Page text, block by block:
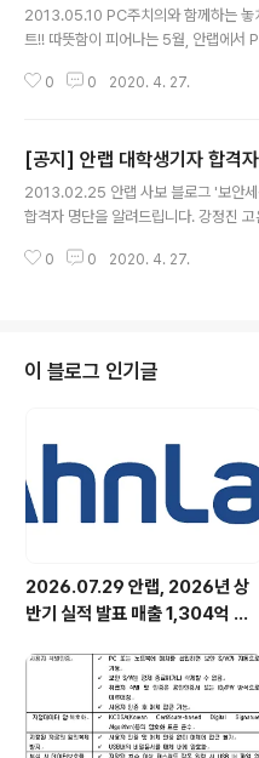
드립니다~! 이런 편하고 좋은 서비스가
알게 된다면 좋겠죠? ^^ 아래의 링크를
고 있습니다! 컴퓨터 고민도 해결하고 경
2013.05.10 PC주치의와 함께하는 놓
트!! 따뜻함이 피어나는 5월, 안랩에서
면 PC문제 이제 두렵지 않아요~~ 지금
만 놓친다면… 화.가.난.다!!!! 주변 지인
도록 공유하기나 좋아요 한번씩 눌러주
바로 안랩몰로 고고! 푸짐한 경품들과
대상 및 내용 [Event 1: 구매자 대상 경
0 0 2020. 4. 27.
[공지] 안랩 대학생기자 합격
2013.02.25 안랩 사보 블로그 '보안
합격자 명단을 알려드립니다. 강정진
지원자 중 동명이인 없음. 이상 총 17명
0 0 2020. 4. 27.
이 블로그 인기글
2026.07.29 안랩, 2026년 상
반기 실적 발표 매출 1,304억 원,